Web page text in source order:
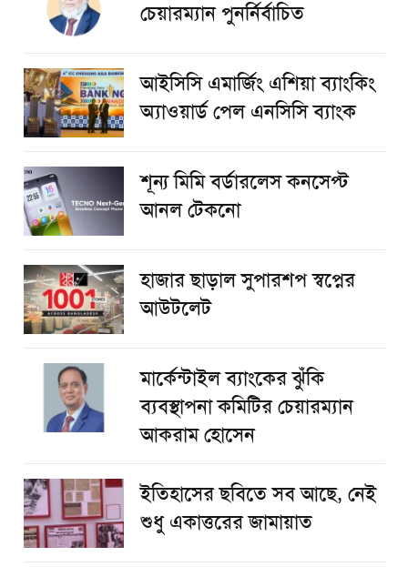
চেয়ারম্যান পুনর্নির্বাচিত
আইসিসি এমার্জিং এশিয়া ব্যাংকিং
অ্যাওয়ার্ড পেল এনসিসি ব্যাংক
শূন্য মিমি বর্ডারলেস কনসেপ্ট
আনল টেকনো
হাজার ছাড়াল সুপারশপ স্বপ্নের
আউটলেট
মার্কেন্টাইল ব্যাংকের ঝুঁকি
ব্যবস্থাপনা কমিটির চেয়ারম্যান
আকরাম হোসেন
ইতিহাসের ছবিতে সব আছে, নেই
শুধু একাত্তরের জামায়াত